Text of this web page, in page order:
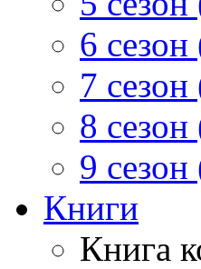
6
7
8
9
Книги
Книга